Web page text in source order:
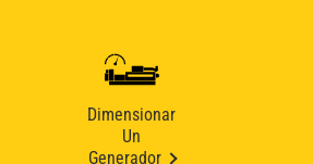
Dimensionar
Un
Generador